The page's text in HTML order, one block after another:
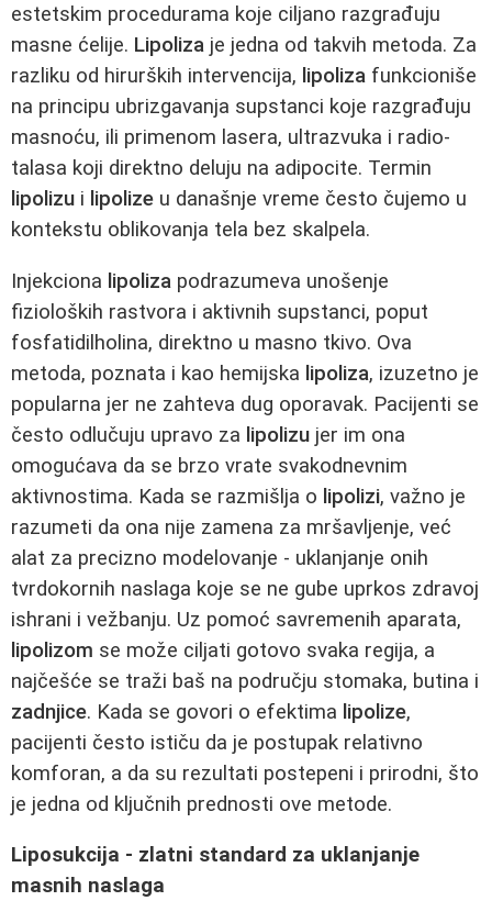
estetskim procedurama koje ciljano razgrađuju
masne ćelije. Lipoliza je jedna od takvih metoda. Za
razliku od hirurških intervencija, lipoliza funkcioniše
na principu ubrizgavanja supstanci koje razgrađuju
masnoću, ili primenom lasera, ultrazvuka i radio-
talasa koji direktno deluju na adipocite. Termin
lipolizu i lipolize u današnje vreme često čujemo u
kontekstu oblikovanja tela bez skalpela.
Injekciona lipoliza podrazumeva unošenje
fizioloških rastvora i aktivnih supstanci, poput
fosfatidilholina, direktno u masno tkivo. Ova
metoda, poznata i kao hemijska lipoliza, izuzetno je
popularna jer ne zahteva dug oporavak. Pacijenti se
često odlučuju upravo za lipolizu jer im ona
omogućava da se brzo vrate svakodnevnim
aktivnostima. Kada se razmišlja o lipolizi, važno je
razumeti da ona nije zamena za mršavljenje, već
alat za precizno modelovanje - uklanjanje onih
tvrdokornih naslaga koje se ne gube uprkos zdravoj
ishrani i vežbanju. Uz pomoć savremenih aparata,
lipolizom se može ciljati gotovo svaka regija, a
najčešće se traži baš na području stomaka, butina i
zadnjice. Kada se govori o efektima lipolize,
pacijenti često ističu da je postupak relativno
komforan, a da su rezultati postepeni i prirodni, što
je jedna od ključnih prednosti ove metode.
Liposukcija - zlatni standard za uklanjanje
masnih naslaga